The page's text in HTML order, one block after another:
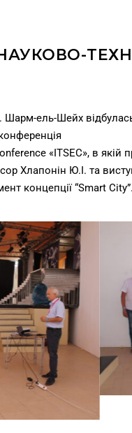
Шарм-ель-Шейх
«ITSEC», в якій
Хлапонін Ю.І. та
концепції “Smart City”.